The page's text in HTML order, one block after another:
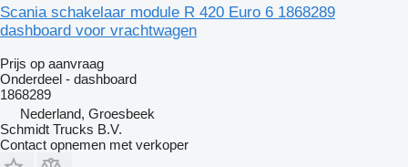
Scania schakelaar module R 420 Euro 6 1868289
dashboard voor vrachtwagen
Prijs op aanvraag
Onderdeel - dashboard
1868289
Nederland, Groesbeek
Schmidt Trucks B.V.
Contact opnemen met verkoper